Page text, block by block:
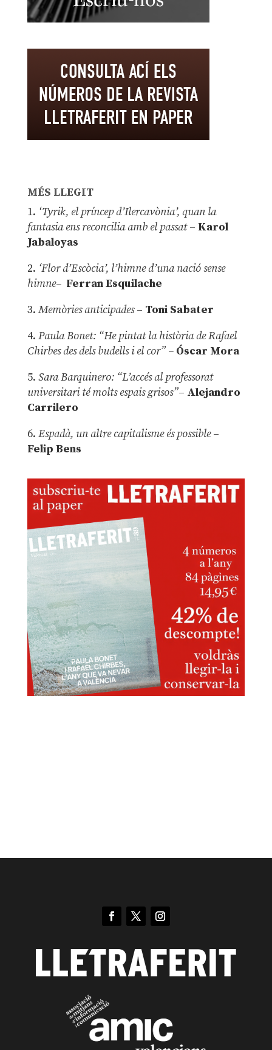
MÉS LLEGIT
1. ‘Tyrik, el príncep d’Ilercavònia’, quan la
fantasia ens reconcilia amb el passat– Karol
Jabaloyas
2. ‘Flor d’Escòcia’, l’himne d’una nació sense
himne– Ferran Esquilache
3. Memòries anticipades– Toni Sabater
4. Paula Bonet: “He pintat la història de Rafael
Chirbes des dels budells i el cor” –Óscar Mora
5. Sara Barquinero: “L’accés al professorat
universitari té molts espais grisos”– Alejandro
Carrilero
6. Espadà, un altre capitalisme és possible –
Felip Bens